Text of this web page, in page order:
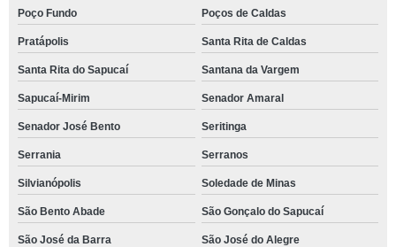
Poço Fundo Poços de Caldas
Pratápolis Santa Rita de Caldas
Santa Rita do Sapucaí Santana da Vargem
Sapucaí-Mirim Senador Amaral
Senador José Bento Seritinga
Serrania Serranos
Silvianópolis Soledade de Minas
São Bento Abade São Gonçalo do Sapucaí
São José da Barra São José do Alegre